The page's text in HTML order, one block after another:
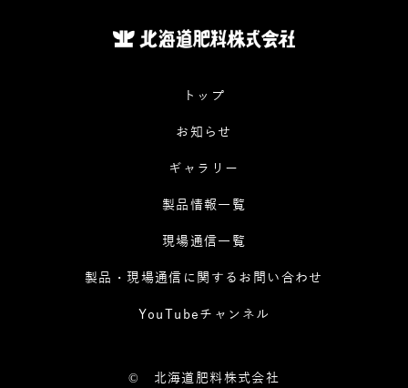
トップ
お知らせ
ギャラリー
製品情報一覧
現場通信一覧
製品・現場通信に関するお問い合わせ
YouTubeチャンネル
© 北海道肥料株式会社